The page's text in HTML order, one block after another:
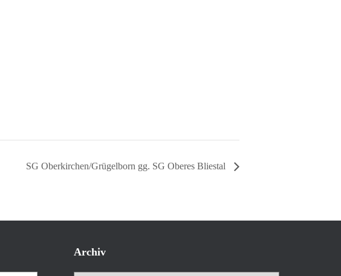
SG Oberkirchen/Grügelborn gg. SG Oberes Bliestal
Archiv